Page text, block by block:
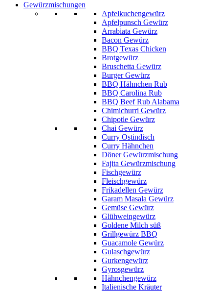
Gewürzmischungen
Apfelkuchengewürz
Apfelpunsch Gewürz
Arrabiata Gewürz
Bacon Gewürz
BBQ Texas Chicken
Brotgewürz
Bruschetta Gewürz
Burger Gewürz
BBQ Hähnchen Rub
BBQ Carolina Rub
BBQ Beef Rub Alabama
Chimichurri Gewürz
Chipotle Gewürz
Chai Gewürz
Curry Ostindisch
Curry Hähnchen
Döner Gewürzmischung
Fajita Gewürzmischung
Fischgewürz
Fleischgewürz
Frikadellen Gewürz
Garam Masala Gewürz
Gemüse Gewürz
Glühweingewürz
Goldene Milch süß
Grillgewürz BBQ
Guacamole Gewürz
Gulaschgewürz
Gurkengewürz
Gyrosgewürz
Hähnchengewürz
Italienische Kräuter